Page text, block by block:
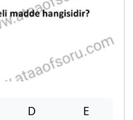
D E